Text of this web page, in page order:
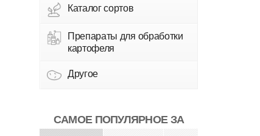
Каталог сортов
Препараты для обработки
картофеля
Другое
САМОЕ ПОПУЛЯРНОЕ ЗА